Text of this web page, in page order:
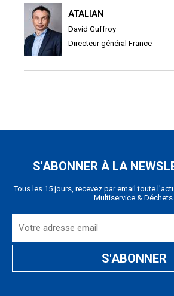
ATALIAN
David Guffroy
Directeur général France
S'ABONNER À LA
Tous les 15 jours, recevez par email toute
Multiservice & Déchets.